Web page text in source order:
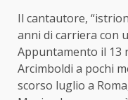
Il cantautore,
anni di carriera con
Appuntamento il 13
Arcimboldi a pochi
scorso luglio a